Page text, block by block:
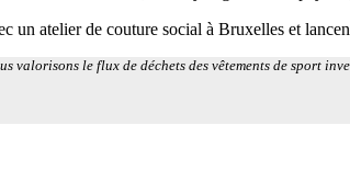
un atelier de couture social à Bruxelles et
valorisons le flux de déchets des vêtements de sport